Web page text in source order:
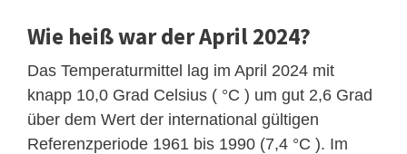
Wie heiß war der April 2024?
Das Temperaturmittel lag im April 2024 mit
knapp 10,0 Grad Celsius ( °C ) um gut 2,6 Grad
über dem Wert der international gültigen
Referenzperiode 1961 bis 1990 (7,4 °C ). Im